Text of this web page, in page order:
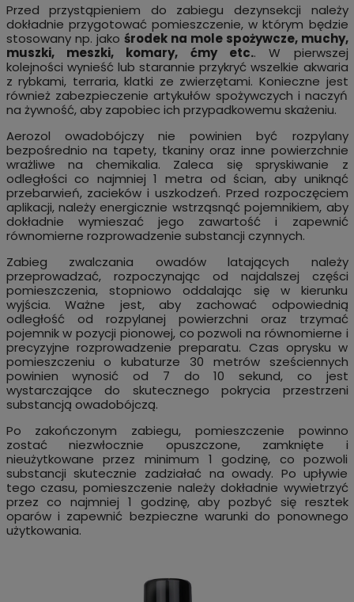
Przed przystąpieniem do zabiegu dezynsekcji należy
dokładnie przygotować pomieszczenie, w którym będzie
stosowany np. jako środek na mole spożywcze, muchy,
muszki, meszki, komary, ćmy etc.. W pierwszej
kolejności wynieść lub starannie przykryć wszelkie akwaria
z rybkami, terraria, klatki ze zwierzętami. Konieczne jest
również zabezpieczenie artykułów spożywczych i naczyń
na żywność, aby zapobiec ich przypadkowemu skażeniu.
Aerozol owadobójczy nie powinien być rozpylany
bezpośrednio na tapety, tkaniny oraz inne powierzchnie
wrażliwe na chemikalia. Zaleca się spryskiwanie z
odległości co najmniej 1 metra od ścian, aby uniknąć
przebarwień, zacieków i uszkodzeń. Przed rozpoczęciem
aplikacji, należy energicznie wstrząsnąć pojemnikiem, aby
dokładnie wymieszać jego zawartość i zapewnić
równomierne rozprowadzenie substancji czynnych.
Zabieg zwalczania owadów latających należy
przeprowadzać, rozpoczynając od najdalszej części
pomieszczenia, stopniowo oddalając się w kierunku
wyjścia. Ważne jest, aby zachować odpowiednią
odległość od rozpylanej powierzchni oraz trzymać
pojemnik w pozycji pionowej, co pozwoli na równomierne i
precyzyjne rozprowadzenie preparatu. Czas oprysku w
pomieszczeniu o kubaturze 30 metrów sześciennych
powinien wynosić od 7 do 10 sekund, co jest
wystarczające do skutecznego pokrycia przestrzeni
substancją owadobójczą.
Po zakończonym zabiegu, pomieszczenie powinno
zostać niezwłocznie opuszczone, zamknięte i
nieużytkowane przez minimum 1 godzinę, co pozwoli
substancji skutecznie zadziałać na owady. Po upływie
tego czasu, pomieszczenie należy dokładnie wywietrzyć
przez co najmniej 1 godzinę, aby pozbyć się resztek
oparów i zapewnić bezpieczne warunki do ponownego
użytkowania.